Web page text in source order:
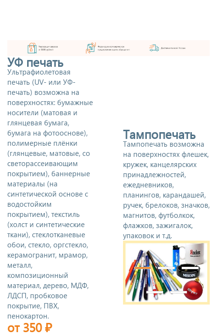
УФ печать
Ультрафиолетовая
печать (UV- или УФ-
печать) возможна на
поверхностях: бумажные
носители (матовая и
глянцевая бумага,
бумага на фотооснове),
полимерные плёнки
(глянцевые, матовые, со
светорассеивающим
покрытием), баннерные
материалы (на
синтетической основе с
водостойким
покрытием), текстиль
(холст и синтетические
ткани), стеклотканевые
обои, стекло, оргстекло,
керамогранит, мрамор,
металл,
композиционный
материал, дерево, МДФ,
ЛДСП, пробковое
покрытие, ПВХ,
пенокартон.
от 350 ₽
Тампопечать
Тампопечать возможна
на поверхностях флешек,
кружек, канцелярских
принадлежностей,
ежедневников,
планингов, карандашей,
ручек, брелоков, значков,
магнитов, футболкок,
флажков, зажигалок,
упаковок и т.д.